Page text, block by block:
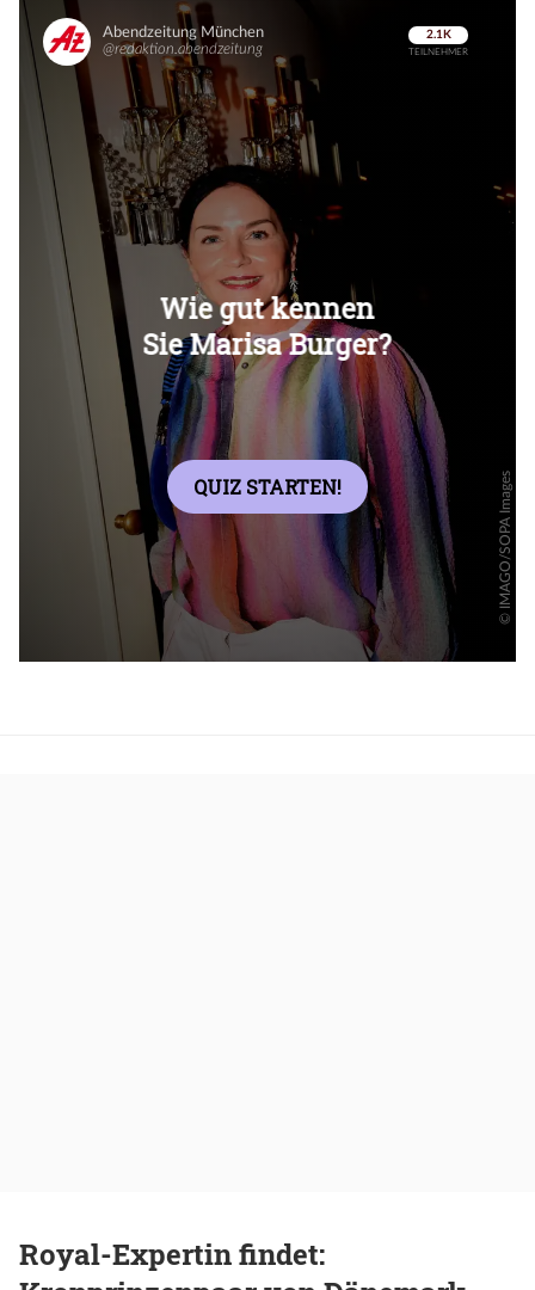
Überspringen
Royal-Expertin findet: